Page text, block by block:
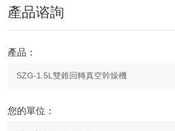
產品谘詢
產品：
您的單位：